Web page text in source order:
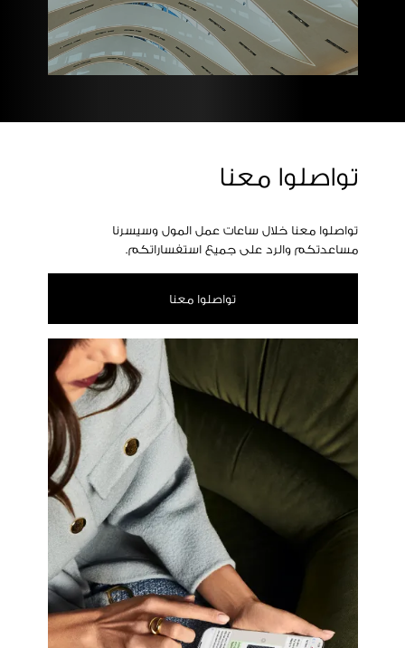
تواصلوا معنا
تواصلوا معنا خلال ساعات عمل المول وسيسرنا
مساعدتكم والرد على جميع استفساراتكم.
تواصلوا معنا